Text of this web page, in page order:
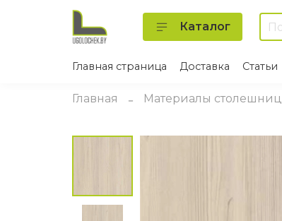
Каталог
Главная страница Доставка Статьи
Главная Материалы столешниц